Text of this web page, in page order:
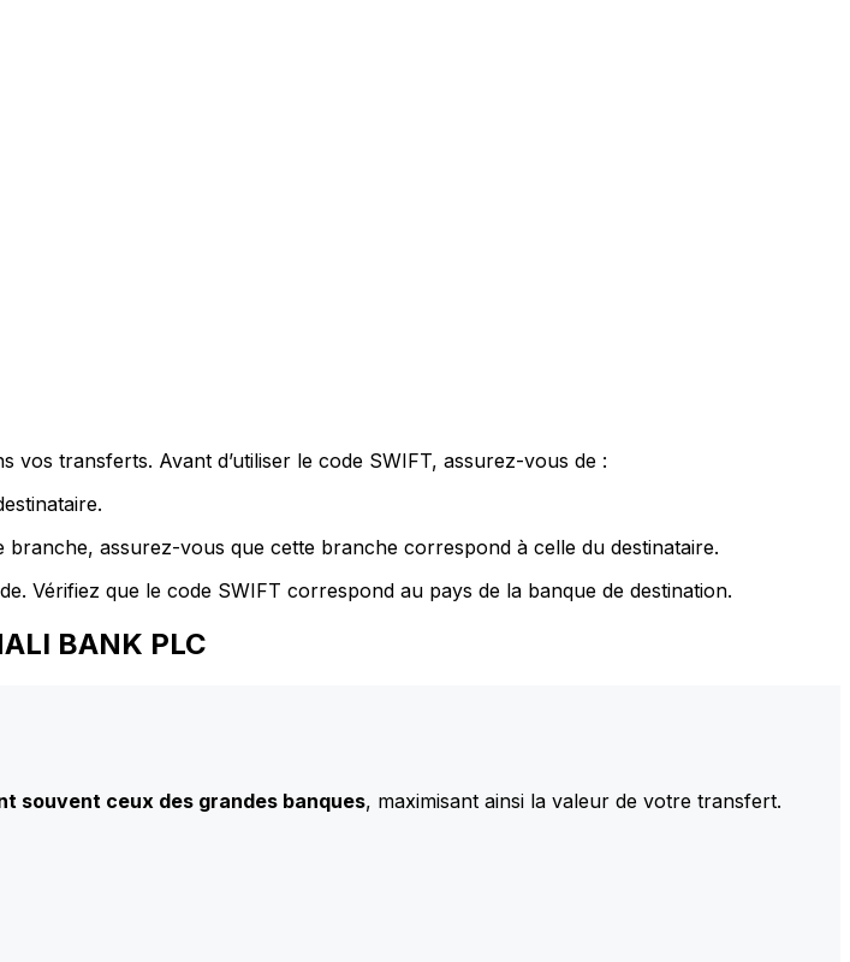
transferts. Avant d’utiliser le code SWIFT, assurez-vous de :
assurez-vous que cette branche correspond à celle du destinataire.
Vérifiez que le code SWIFT correspond au pays de la banque de destination.
BANK PLC
souvent ceux des grandes banques, maximisant ainsi la valeur de votre transfert.